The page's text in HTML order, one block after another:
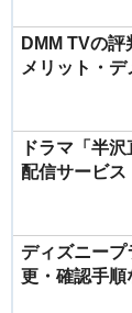
DMM TVの評
メリット・
ドラマ「半
配信サービス
ディズニー
更・確認手順